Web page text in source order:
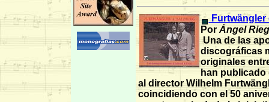
Furtwängler
PorÁngel
Una de las
discográficas
originales
han publicado
al director Wilhelm
coincidiendo con el 50